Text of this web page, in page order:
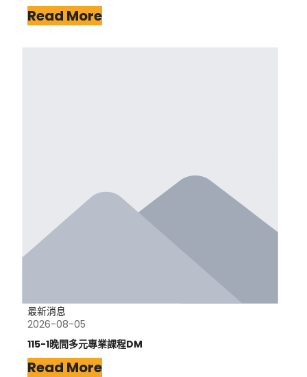
Read More
最新消息
2026-08-05
115-1晚間多元專業課程DM
Read More